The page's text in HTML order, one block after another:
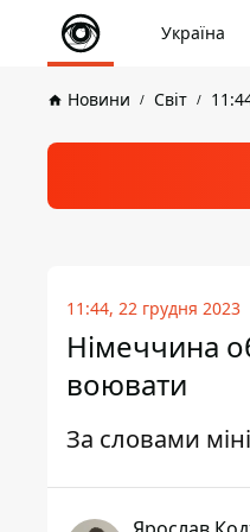
Україна
Новини Світ
11:44, 22 грудня 2023
Німеччина
воювати
За словами